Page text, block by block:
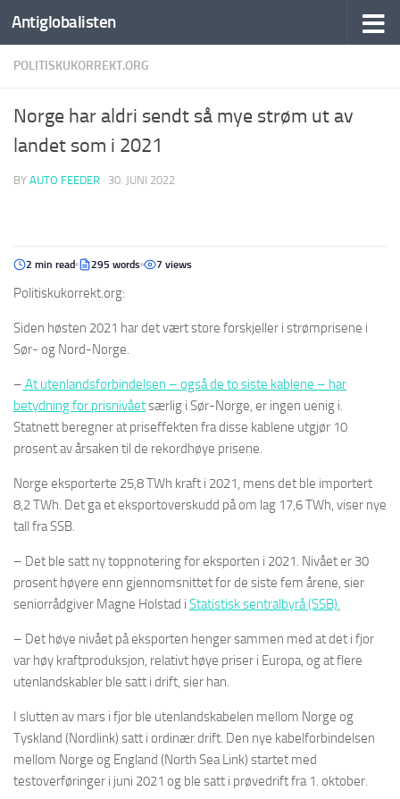
Antiglobalisten
POLITISKUKORREKT.ORG
Norge har aldri sendt så mye strøm ut av
landet som i 2021
BY AUTO FEEDER · 30. JUNI 2022
2 min read 295 words 7 views
Politiskukorrekt.org:
Siden høsten 2021 har det vært store forskjeller i strømprisene i
Sør- og Nord-Norge.
– At utenlandsforbindelsen – også de to siste kablene – har
betydning for prisnivåetsærlig i Sør-Norge, er ingen uenig i.
Statnett beregner at priseffekten fra disse kablene utgjør 10
prosent av årsaken til de rekordhøye prisene.
Norge eksporterte 25,8 TWh kraft i 2021, mens det ble importert
8,2 TWh. Det ga et eksportoverskudd på om lag 17,6 TWh, viser nye
tall fra SSB.
– Det ble satt ny toppnotering for eksporten i 2021. Nivået er 30
prosent høyere enn gjennomsnittet for de siste fem årene, sier
seniorrådgiver Magne Holstad i Statistisk sentralbyrå (SSB).
– Det høye nivået på eksporten henger sammen med at det i fjor
var høy kraftproduksjon, relativt høye priser i Europa, og at flere
utenlandskabler ble satt i drift, sier han.
I slutten av mars i fjor ble utenlandskabelen mellom Norge og
Tyskland (Nordlink) satt i ordinær drift. Den nye kabelforbindelsen
mellom Norge og England (North Sea Link) startet med
testoverføringer i juni 2021 og ble satt i prøvedrift fra 1. oktober.